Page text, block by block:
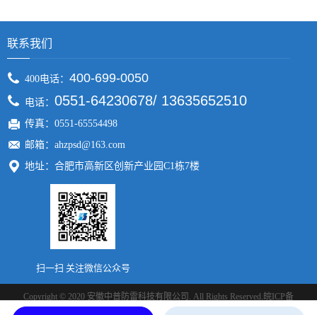
联系我们
400电话： 400-699-0050
电话： 0551-64230678/ 13635652510
传真：0551-65554498
邮箱：ahzpsd@163.com
地址：合肥市高新区创新产业园C1栋7楼
扫一扫 关注微信公众号
Copyright © 2020 安徽中普防雷科技有限公司. All Rights Reserved. 皖ICP备
皖公网安备 34019202000010号